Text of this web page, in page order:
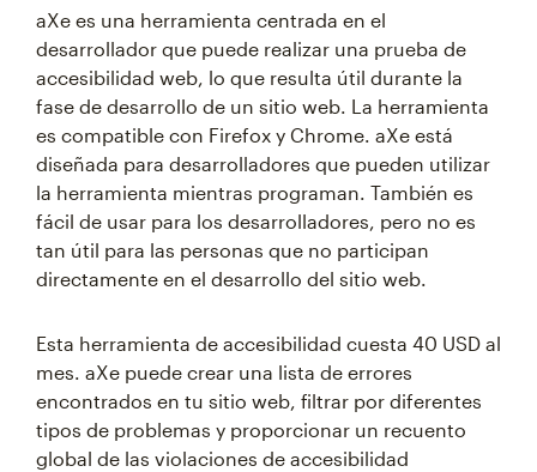
aXe es una herramienta centrada en el
desarrollador que puede realizar una prueba de
accesibilidad web, lo que resulta útil durante la
fase de desarrollo de un sitio web. La herramienta
es compatible con Firefox y Chrome. aXe está
diseñada para desarrolladores que pueden utilizar
la herramienta mientras programan. También es
fácil de usar para los desarrolladores, pero no es
tan útil para las personas que no participan
directamente en el desarrollo del sitio web.
Esta herramienta de accesibilidad cuesta 40 USD al
mes. aXe puede crear una lista de errores
encontrados en tu sitio web, filtrar por diferentes
tipos de problemas y proporcionar un recuento
global de las violaciones de accesibilidad